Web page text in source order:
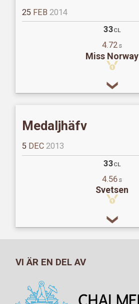
25 FEB 2014
33CL
4.72 s
Miss Norway
Medaljhäfv
5 DEC 2013
33CL
4.56 s
Svetsen
VI ÄR EN DEL AV